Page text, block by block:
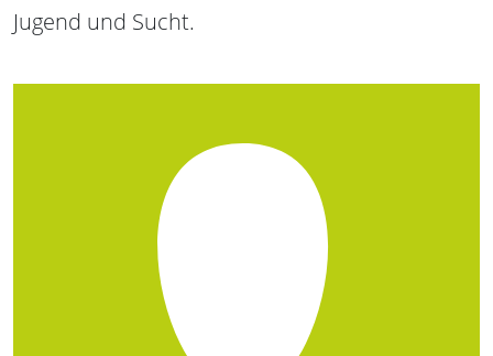
Jugend und Sucht.